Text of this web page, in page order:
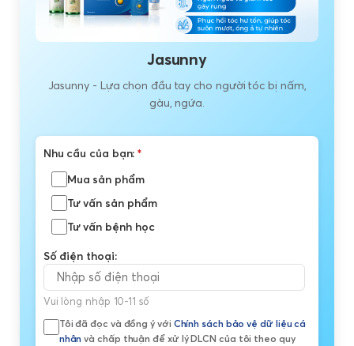
Jasunny
Jasunny - Lựa chọn đầu tay cho người tóc bị nấm,
gàu, ngứa.
Nhu cầu của bạn:*
Mua sản phẩm
Tư vấn sản phẩm
Tư vấn bệnh học
Số điện thoại:
Vui lòng nhập 10-11 số
Tôi đã đọc và đồng ý với Chính sách bảo vệ dữ liệu cá
nhân và chấp thuận để xử lý DLCN của tôi theo quy